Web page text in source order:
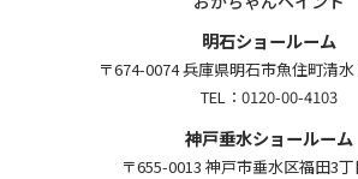
明石ショールーム
〒674-0074 兵庫県明石市魚住町清
TEL： 0120-00-4103
神戸垂水ショールーム
〒655-0013 神戸市垂水区福田3